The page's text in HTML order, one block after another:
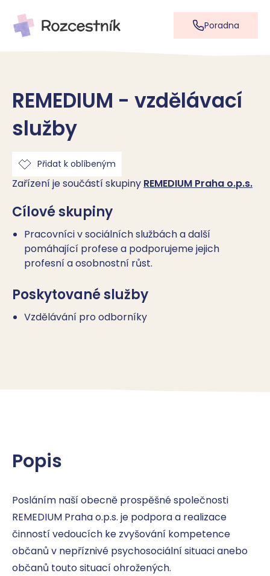
Poradna
REMEDIUM - vzdělávací
služby
Přidat k oblíbeným
Zařízení je součástí skupiny REMEDIUM Praha o.p.s.
Cílové skupiny
Pracovníci v sociálních službách a další
pomáhající profese a podporujeme jejich
profesní a osobnostní růst.
Poskytované služby
Vzdělávání pro odborníky
Popis
Posláním naší obecně prospěšné společnosti
REMEDIUM Praha o.p.s. je podpora a realizace
činností vedoucích ke zvyšování kompetence
občanů v nepříznivé psychosociální situaci anebo
občanů touto situací ohrožených.